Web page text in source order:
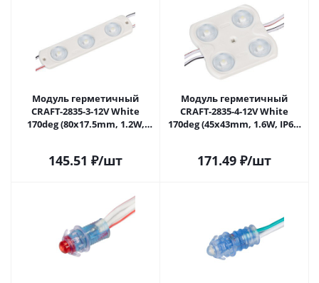
Модуль герметичный
CRAFT-2835-3-12V White
170deg (80x17.5mm, 1.2W,
145.51 ₽/шт
Модуль герметичный
CRAFT-2835-4-12V White
170deg (45x43mm, 1.6W, IP65)
171.49 ₽/шт